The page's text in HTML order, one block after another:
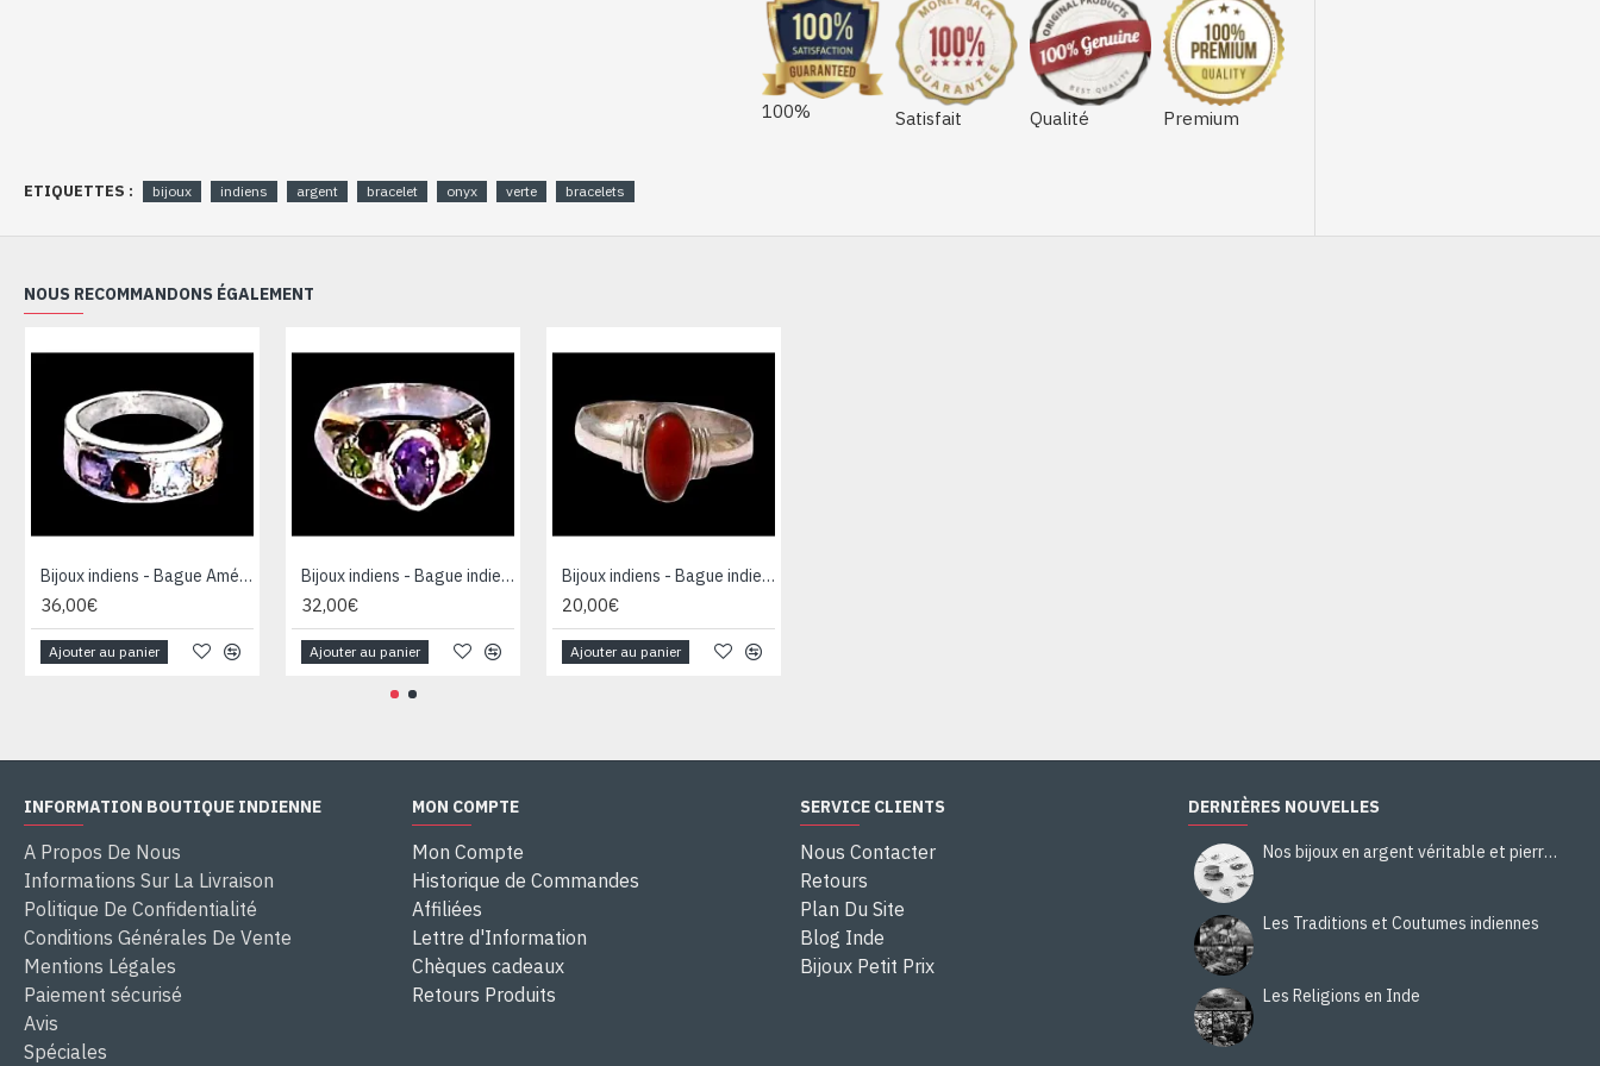
100% Satisfait Qualité Premium
ETIQUETTES : bijoux indiens argent bracelet onyx verte bracelets
NOUS RECOMMANDONS ÉGALEMENT
Bijoux indiens - Bague Améthyste, Grenat, Topaze et citrine
36,00€
Ajouter au panier
Bijoux indiens - Bague indienne Améthyste, Grenat et Péridot
32,00€
Ajouter au panier
Bijoux indiens - Bague indienne Cornaline
20,00€
Ajouter au panier
INFORMATION BOUTIQUE INDIENNE
A Propos De Nous
Informations Sur La Livraison
Politique De Confidentialité
Conditions Générales De Vente
Mentions Légales
Paiement sécurisé
Avis
Spéciales
MON COMPTE
Mon Compte
Historique de Commandes
Affiliées
Lettre d'Information
Chèques cadeaux
Retours Produits
SERVICE CLIENTS
Nous Contacter
Retours
Plan Du Site
Blog Inde
Bijoux Petit Prix
DERNIÈRES NOUVELLES
Nos bijoux en argent véritable et pierres naturelles
Les Traditions et Coutumes indiennes
Les Religions en Inde